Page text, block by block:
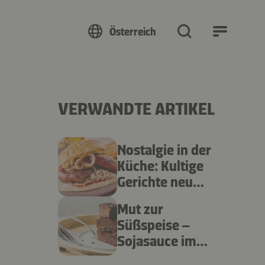
Österreich
VERWANDTE ARTIKEL
Nostalgie in der
Küche: Kultige
Gerichte neu
Mut zur
Süßspeise –
Sojasauce im